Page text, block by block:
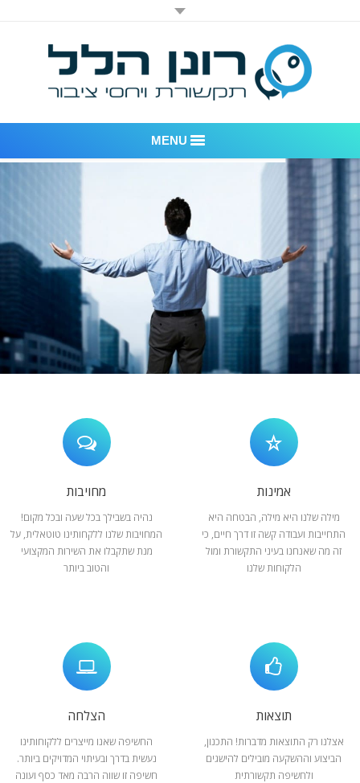
MENU
דוגמאות לעבודות שביצענו
לקוחות – משרד יחסי ציבור רונן הלל
חדר חדשות
המלצות
צור קשר
אמינות
מילה שלנו היא מילה, הבטחה היא
התחייבות ועבודה קשה זו דרך חיים, כי
זה מה שאנחנו בעיני התקשורת ומול
הלקוחות שלנו
מחויבות
נהיה בשבילך בכל שעה ובכל מקום!
המחויבות שלנו ללקחותינו טוטאלית, על
מנת שתקבלו את השירות המקצועי
והטוב ביותר
תוצאות
אצלנו רק התוצאות מדברות! התכנון,
הביצוע וההשקעה מובילים להישגים
ולחשיפה תקשורתית
הצלחה
החשיפה שאנו מייצרים ללקוחותינו
נעשית בדרך ובעיתוי המדויקים ביותר.
חשיפה זו שווה הרבה מאד כסף ועונה